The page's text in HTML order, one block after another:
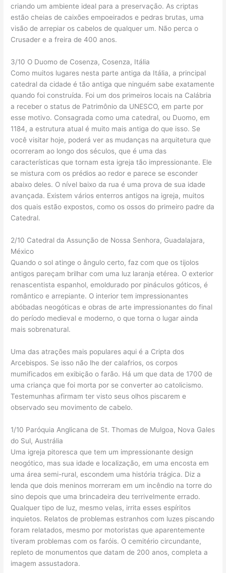
criando um ambiente ideal para a preservação. As criptas
estão cheias de caixões empoeirados e pedras brutas, uma
visão de arrepiar os cabelos de qualquer um. Não perca o
Crusader e a freira de 400 anos.
3/10 O Duomo de Cosenza, Cosenza, Itália
Como muitos lugares nesta parte antiga da Itália, a principal
catedral da cidade é tão antiga que ninguém sabe exatamente
quando foi construída. Foi um dos primeiros locais na Calábria
a receber o status de Patrimônio da UNESCO, em parte por
esse motivo. Consagrada como uma catedral, ou Duomo, em
1184, a estrutura atual é muito mais antiga do que isso. Se
você visitar hoje, poderá ver as mudanças na arquitetura que
ocorreram ao longo dos séculos, que é uma das
características que tornam esta igreja tão impressionante. Ele
se mistura com os prédios ao redor e parece se esconder
abaixo deles. O nível baixo da rua é uma prova de sua idade
avançada. Existem vários enterros antigos na igreja, muitos
dos quais estão expostos, como os ossos do primeiro padre da
Catedral.
2/10 Catedral da Assunção de Nossa Senhora, Guadalajara,
México
Quando o sol atinge o ângulo certo, faz com que os tijolos
antigos pareçam brilhar com uma luz laranja etérea. O exterior
renascentista espanhol, emoldurado por pináculos góticos, é
romântico e arrepiante. O interior tem impressionantes
abóbadas neogóticas e obras de arte impressionantes do final
do período medieval e moderno, o que torna o lugar ainda
mais sobrenatural.
Uma das atrações mais populares aqui é a Cripta dos
Arcebispos. Se isso não lhe der calafrios, os corpos
mumificados em exibição o farão. Há um que data de 1700 de
uma criança que foi morta por se converter ao catolicismo.
Testemunhas afirmam ter visto seus olhos piscarem e
observado seu movimento de cabelo.
1/10 Paróquia Anglicana de St. Thomas de Mulgoa, Nova Gales
do Sul, Austrália
Uma igreja pitoresca que tem um impressionante design
neogótico, mas sua idade e localização, em uma encosta em
uma área semi-rural, escondem uma história trágica. Diz a
lenda que dois meninos morreram em um incêndio na torre do
sino depois que uma brincadeira deu terrivelmente errado.
Qualquer tipo de luz, mesmo velas, irrita esses espíritos
inquietos. Relatos de problemas estranhos com luzes piscando
foram relatados, mesmo por motoristas que aparentemente
tiveram problemas com os faróis. O cemitério circundante,
repleto de monumentos que datam de 200 anos, completa a
imagem assustadora.